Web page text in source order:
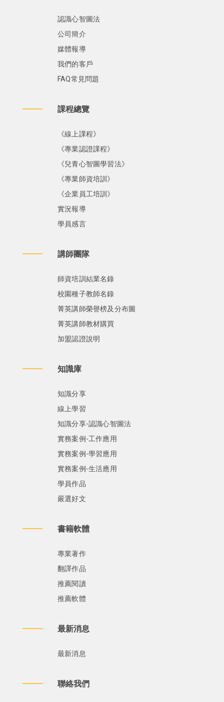
認識心智圖法
公司簡介
媒體報導
我們的客戶
FAQ常見問題
課程總覽
《線上課程》
《專業認證課程》
《兒青心智圖學習法》
《專業師資培訓》
《企業員工培訓》
實況報導
學員感言
講師團隊
師資培訓結業名錄
校園種子教師名錄
菁英講師榮譽榜及分布圖
菁英講師教材購買
加盟認證說明
知識庫
知識分享
線上學習
知識分享-認識心智圖法
實務案例-工作應用
實務案例-學習應用
實務案例-生活應用
學員作品
嚴選好文
書籍軟體
專業著作
翻譯作品
推薦閱讀
推薦軟體
最新消息
最新消息
聯絡我們